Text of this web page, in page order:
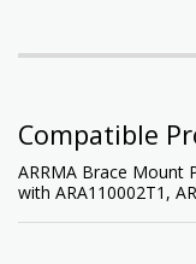
Compatible
ARRMA Brace Mount
with ARA110002T1 ,